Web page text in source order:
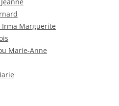
Irma Marguerite
Marie-Anne